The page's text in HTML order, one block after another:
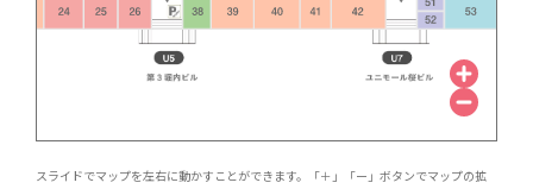
スライドでマップを左右に動かすことができます。「＋」「ー」ボタンでマップの拡